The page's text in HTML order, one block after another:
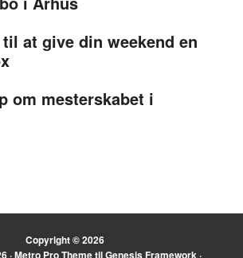
at give din weekend en
om mesterskabet i
Copyright © 2026
·Metro Pro ThemetilGenesis Framework ·